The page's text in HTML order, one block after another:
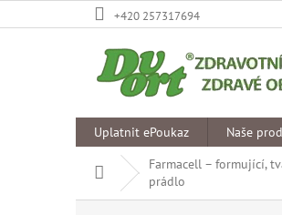
na
+420 257317694
Uplatnit ePoukaz Naše
Domů
Farmacell – formující,
prádlo